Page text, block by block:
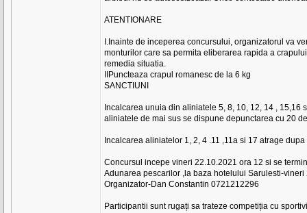
ATENTIONARE
I.Inainte de inceperea concursului, organizatorul va
monturilor care sa permita eliberarea rapida a
remedia situatia.
IIPuncteaza crapul romanesc de la 6 kg
SANCTIUNI
Incalcarea unuia din aliniatele 5, 8, 10, 12, 14 ,
aliniatele de mai sus se dispune depunctarea cu 20
Incalcarea aliniatelor 1, 2, 4 .11 ,11a si 17 atrage
Concursul incepe vineri 22.10.2021 ora 12 si se
Adunarea pescarilor ,la baza hotelului Sarulesti-vineri
Organizator-Dan Constantin 0721212296
Participantii sunt rugați sa trateze competiția cu